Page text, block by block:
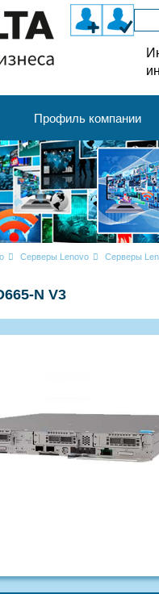
Профиль компании
Серверы Lenovo Серверы
N V3